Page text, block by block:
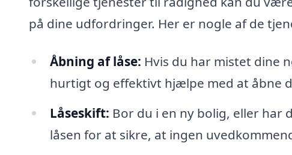
på dine udfordringer. Her er nogle af de
Åbning af låse: Hvis du har mistet dine
hurtigt og effektivt hjælpe med at åbne
Låseskift: Bor du i en ny bolig, eller har
låsen for at sikre, at ingen